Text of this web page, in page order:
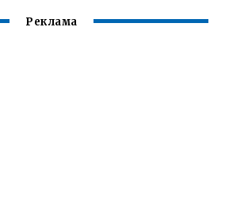
Реклама